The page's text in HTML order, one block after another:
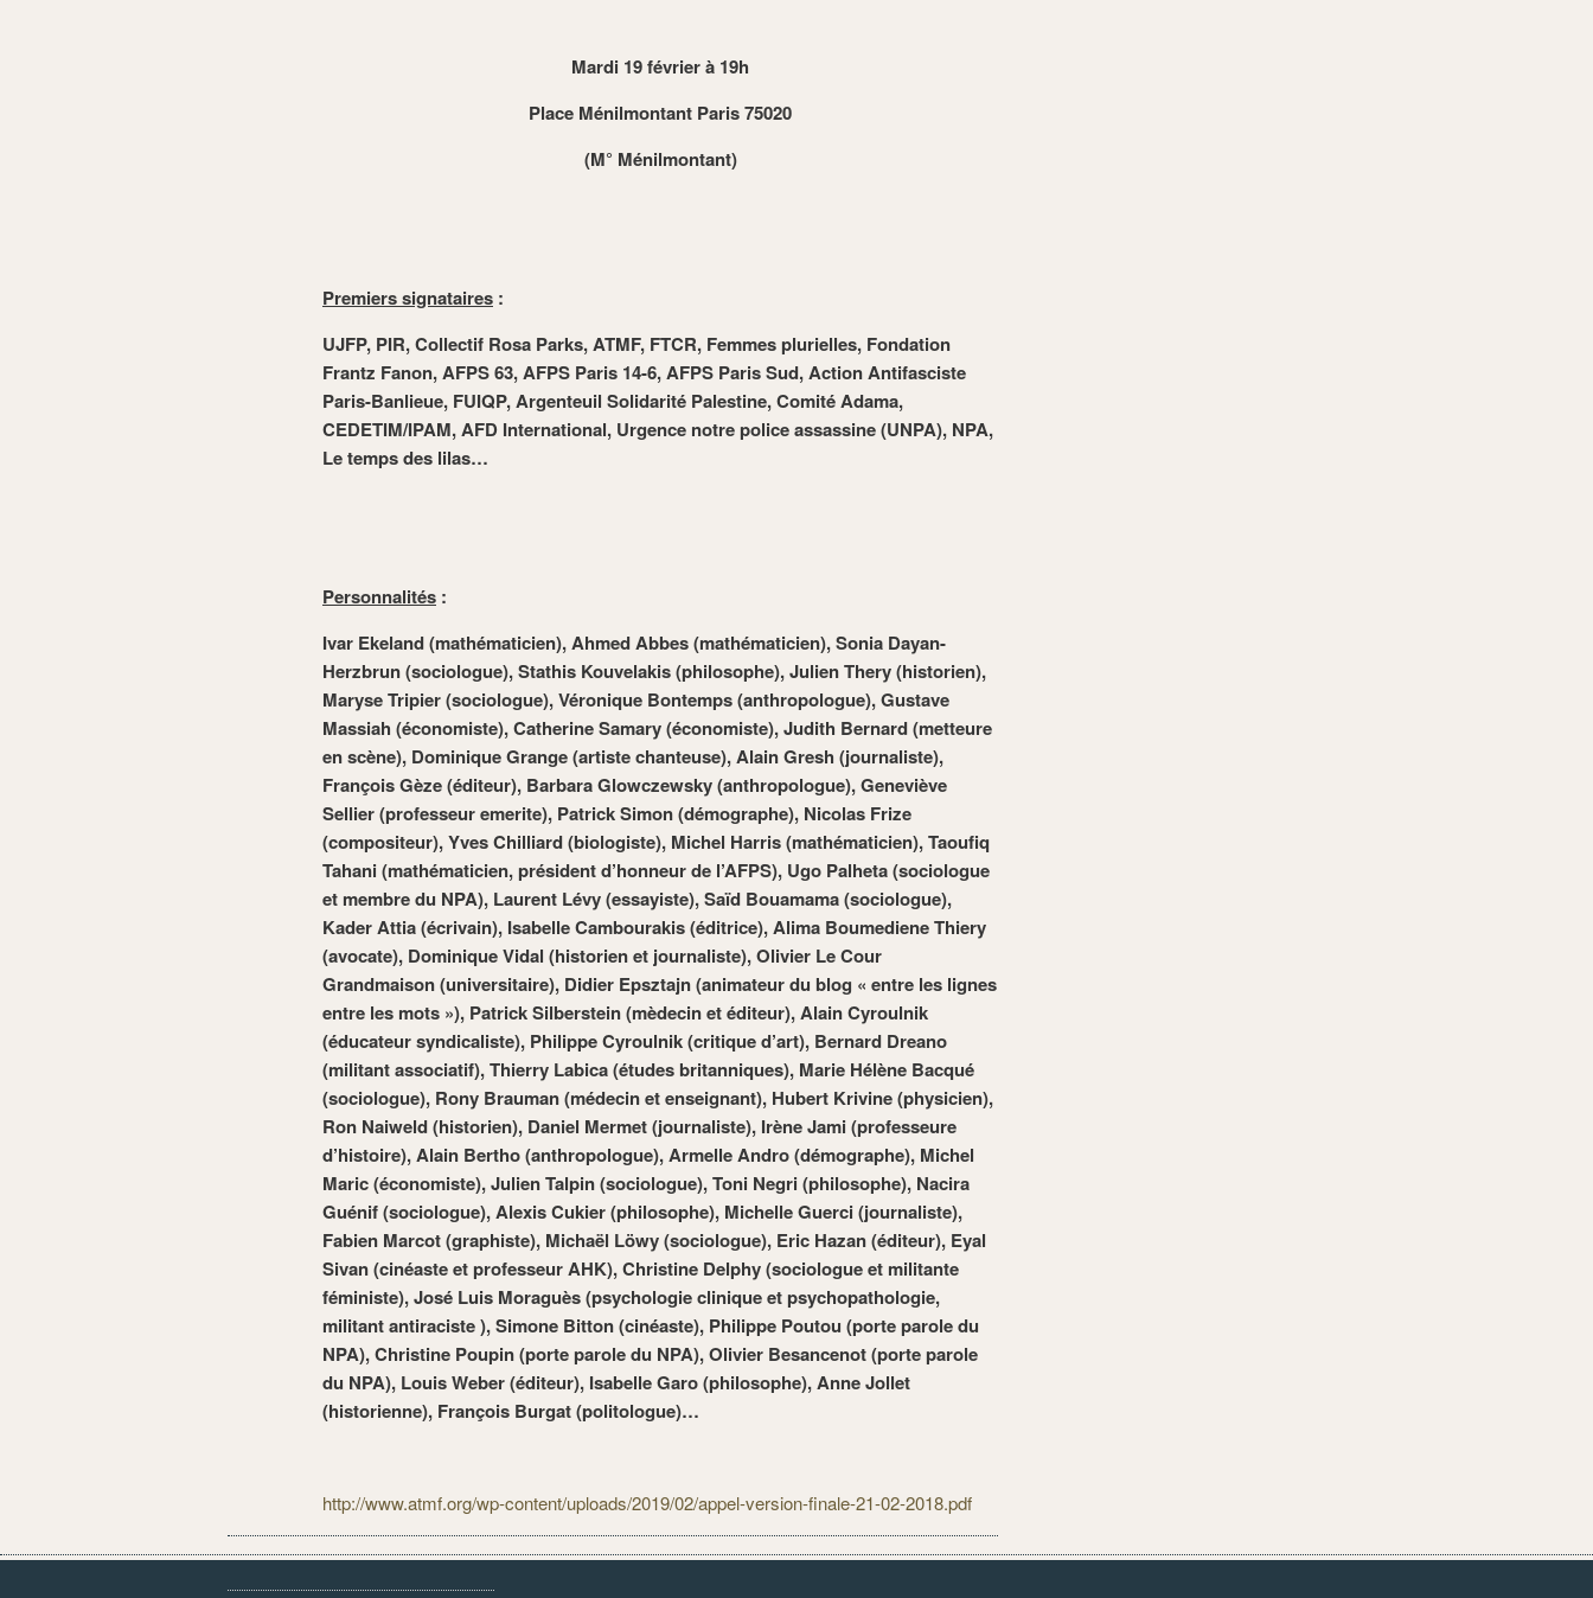
Mardi 19 février à 19h
Place Ménilmontant Paris 75020
(M° Ménilmontant)
Premiers signataires :
UJFP, PIR, Collectif Rosa Parks, ATMF, FTCR, Femmes plurielles, Fondation
Frantz Fanon, AFPS 63, AFPS Paris 14-6, AFPS Paris Sud, Action Antifasciste
Paris-Banlieue, FUIQP, Argenteuil Solidarité Palestine, Comité Adama,
CEDETIM/IPAM, AFD International, Urgence notre police assassine (UNPA), NPA,
Le temps des lilas…
Personnalités :
Ivar Ekeland (mathématicien), Ahmed Abbes (mathématicien), Sonia Dayan-
Herzbrun (sociologue), Stathis Kouvelakis (philosophe), Julien Thery (historien),
Maryse Tripier (sociologue), Véronique Bontemps (anthropologue), Gustave
Massiah (économiste), Catherine Samary (économiste), Judith Bernard (metteure
en scène), Dominique Grange (artiste chanteuse), Alain Gresh (journaliste),
François Gèze (éditeur), Barbara Glowczewsky (anthropologue), Geneviève
Sellier (professeur emerite), Patrick Simon (démographe), Nicolas Frize
(compositeur), Yves Chilliard (biologiste), Michel Harris (mathématicien), Taoufiq
Tahani (mathématicien, président d’honneur de l’AFPS), Ugo Palheta (sociologue
et membre du NPA), Laurent Lévy (essayiste), Saïd Bouamama (sociologue),
Kader Attia (écrivain), Isabelle Cambourakis (éditrice), Alima Boumediene Thiery
(avocate), Dominique Vidal (historien et journaliste), Olivier Le Cour
Grandmaison (universitaire), Didier Epsztajn (animateur du blog « entre les lignes
entre les mots »), Patrick Silberstein (mèdecin et éditeur), Alain Cyroulnik
(éducateur syndicaliste), Philippe Cyroulnik (critique d’art), Bernard Dreano
(militant associatif), Thierry Labica (études britanniques), Marie Hélène Bacqué
(sociologue), Rony Brauman (médecin et enseignant), Hubert Krivine (physicien),
Ron Naiweld (historien), Daniel Mermet (journaliste), Irène Jami (professeure
d’histoire),Alain Bertho (anthropologue), Armelle Andro (démographe), Michel
Maric (économiste), Julien Talpin (sociologue), Toni Negri (philosophe), Nacira
Guénif (sociologue), Alexis Cukier (philosophe), Michelle Guerci (journaliste),
Fabien Marcot (graphiste), Michaël Löwy (sociologue), Eric Hazan (éditeur), Eyal
Sivan (cinéaste et professeur AHK), Christine Delphy (sociologue et militante
féministe), José Luis Moraguès (psychologie clinique et psychopathologie,
militant antiraciste), Simone Bitton (cinéaste), Philippe Poutou (porte parole du
NPA), Christine Poupin (porte parole du NPA), Olivier Besancenot (porte parole
du NPA), Louis Weber (éditeur), Isabelle Garo (philosophe), Anne Jollet
(historienne), François Burgat (politologue)…
http://www.atmf.org/wp-content/uploads/2019/02/appel-version-finale-21-02-2018.pdf